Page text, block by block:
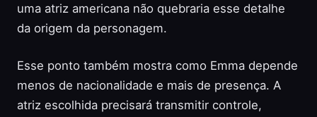
uma atriz americana não quebraria esse detalhe
da origem da personagem.
Esse ponto também mostra como Emma depende
menos de nacionalidade e mais de presença. A
atriz escolhida precisará transmitir controle,